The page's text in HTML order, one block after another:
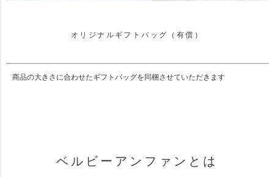
オリジナルギフトバッグ（有償）
商品の大きさに合わせたギフトバッグを同梱させていただきます
ベルビーアンファンとは